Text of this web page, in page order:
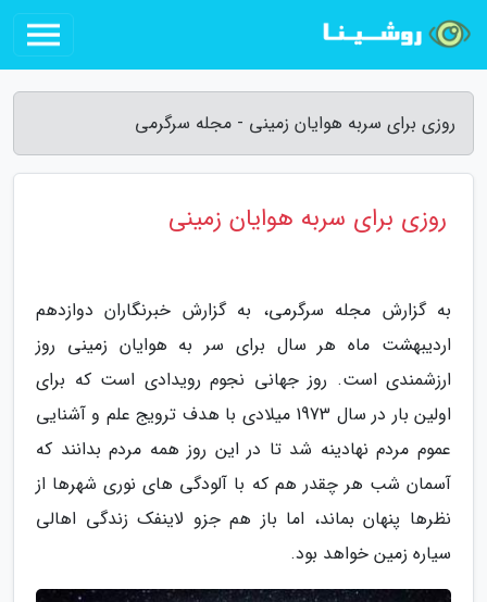
روزی برای سربه هوایان زمینی - مجله سرگرمی
روزی برای سربه هوایان زمینی
به گزارش مجله سرگرمی، به گزارش خبرنگاران دوازدهم
اردیبهشت ماه هر سال برای سر به هوایان زمینی روز
ارزشمندی است. روز جهانی نجوم رویدادی است که برای
اولین بار در سال 1973 میلادی با هدف ترویج علم و آشنایی
عموم مردم نهادینه شد تا در این روز همه مردم بدانند که
آسمان شب هر چقدر هم که با آلودگی های نوری شهرها از
نظرها پنهان بماند، اما باز هم جزو لاینفک زندگی اهالی
سیاره زمین خواهد بود.